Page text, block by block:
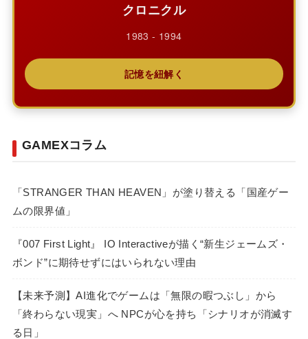
クロニクル
1983 - 1994
記憶を紐解く
GAMEXコラム
「STRANGER THAN HEAVEN」が塗り替える「国産ゲー
ムの限界値」
『007 First Light』 IO Interactiveが描く“新生ジェームズ・
ボンド”に期待せずにはいられない理由
【未来予測】AI進化でゲームは「無限の暇つぶし」から
「終わらない現実」へ NPCが心を持ち「シナリオが消滅す
る日」